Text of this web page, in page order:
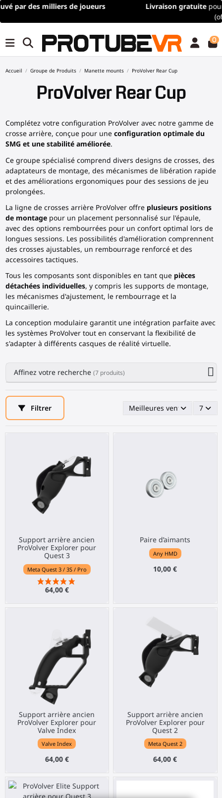
Livraison gratuitepour toute commande de plus de 100€/
0
Accueil Groupe de Produits Manette mounts ProVolver Rear Cup
ProVolver Rear Cup
Complétez votre configuration ProVolver avec notre gamme de
crosse arrière, conçue pour une configuration optimale du
SMG et une stabilité améliorée.
Ce groupe spécialisé comprend divers designs de crosses, des
adaptateurs de montage, des mécanismes de libération rapide
et des améliorations ergonomiques pour des sessions de jeu
prolongées.
La ligne de crosses arrière ProVolver offre plusieurs positions
de montagepour un placement personnalisé sur l'épaule,
avec des options rembourrées pour un confort optimal lors de
longues sessions. Les possibilités d'amélioration comprennent
des crosses ajustables, un rembourrage renforcé et des
accessoires tactiques.
Tous les composants sont disponibles en tant que pièces
détachées individuelles, y compris les supports de montage,
les mécanismes d'ajustement, le rembourrage et la
quincaillerie.
La conception modulaire garantit une intégration parfaite avec
les systèmes ProVolver tout en conservant la flexibilité de
s'adapter à différents casques de réalité virtuelle.
Affinez votre recherche (7 produits)
Filtrer Meilleures ventes en7
Support arrière ancien
ProVolver Explorer pour
Quest 3
Meta Quest 3 / 3S / Pro
64,00 €
Paire d’aimants
Any HMD
10,00 €
Support arrière ancien
ProVolver Explorer pour
Valve Index
Valve Index
64,00 €
Support arrière ancien
ProVolver Explorer pour
Quest 2
Meta Quest 2
64,00 €